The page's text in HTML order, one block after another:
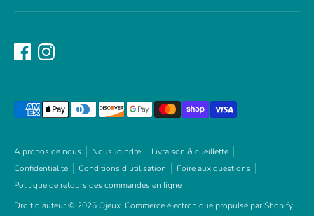
A propos de nous Nous Joindre
Livraison & cueillette
Confidentialité
Conditions d'utilisation
Foire aux questions
Politique de retours des commandes en ligne
Droit d'auteur © 2026Ojeux. Commerce électronique propulsé par Shopify
Méthodes
de
acceptées